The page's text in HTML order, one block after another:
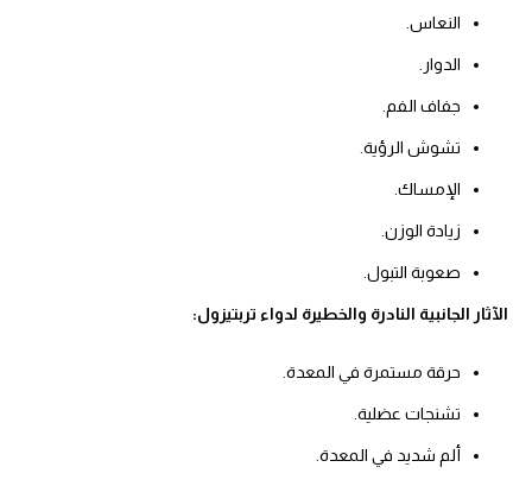
النعاس.
الدوار.
جفاف الفم.
تشوش الرؤية.
الإمساك.
زيادة الوزن.
صعوبة التبول.
الآثار الجانبية النادرة والخطيرة لدواء تربتيزول:
حرقة مستمرة في المعدة.
تشنجات عضلية.
ألم شديد في المعدة.